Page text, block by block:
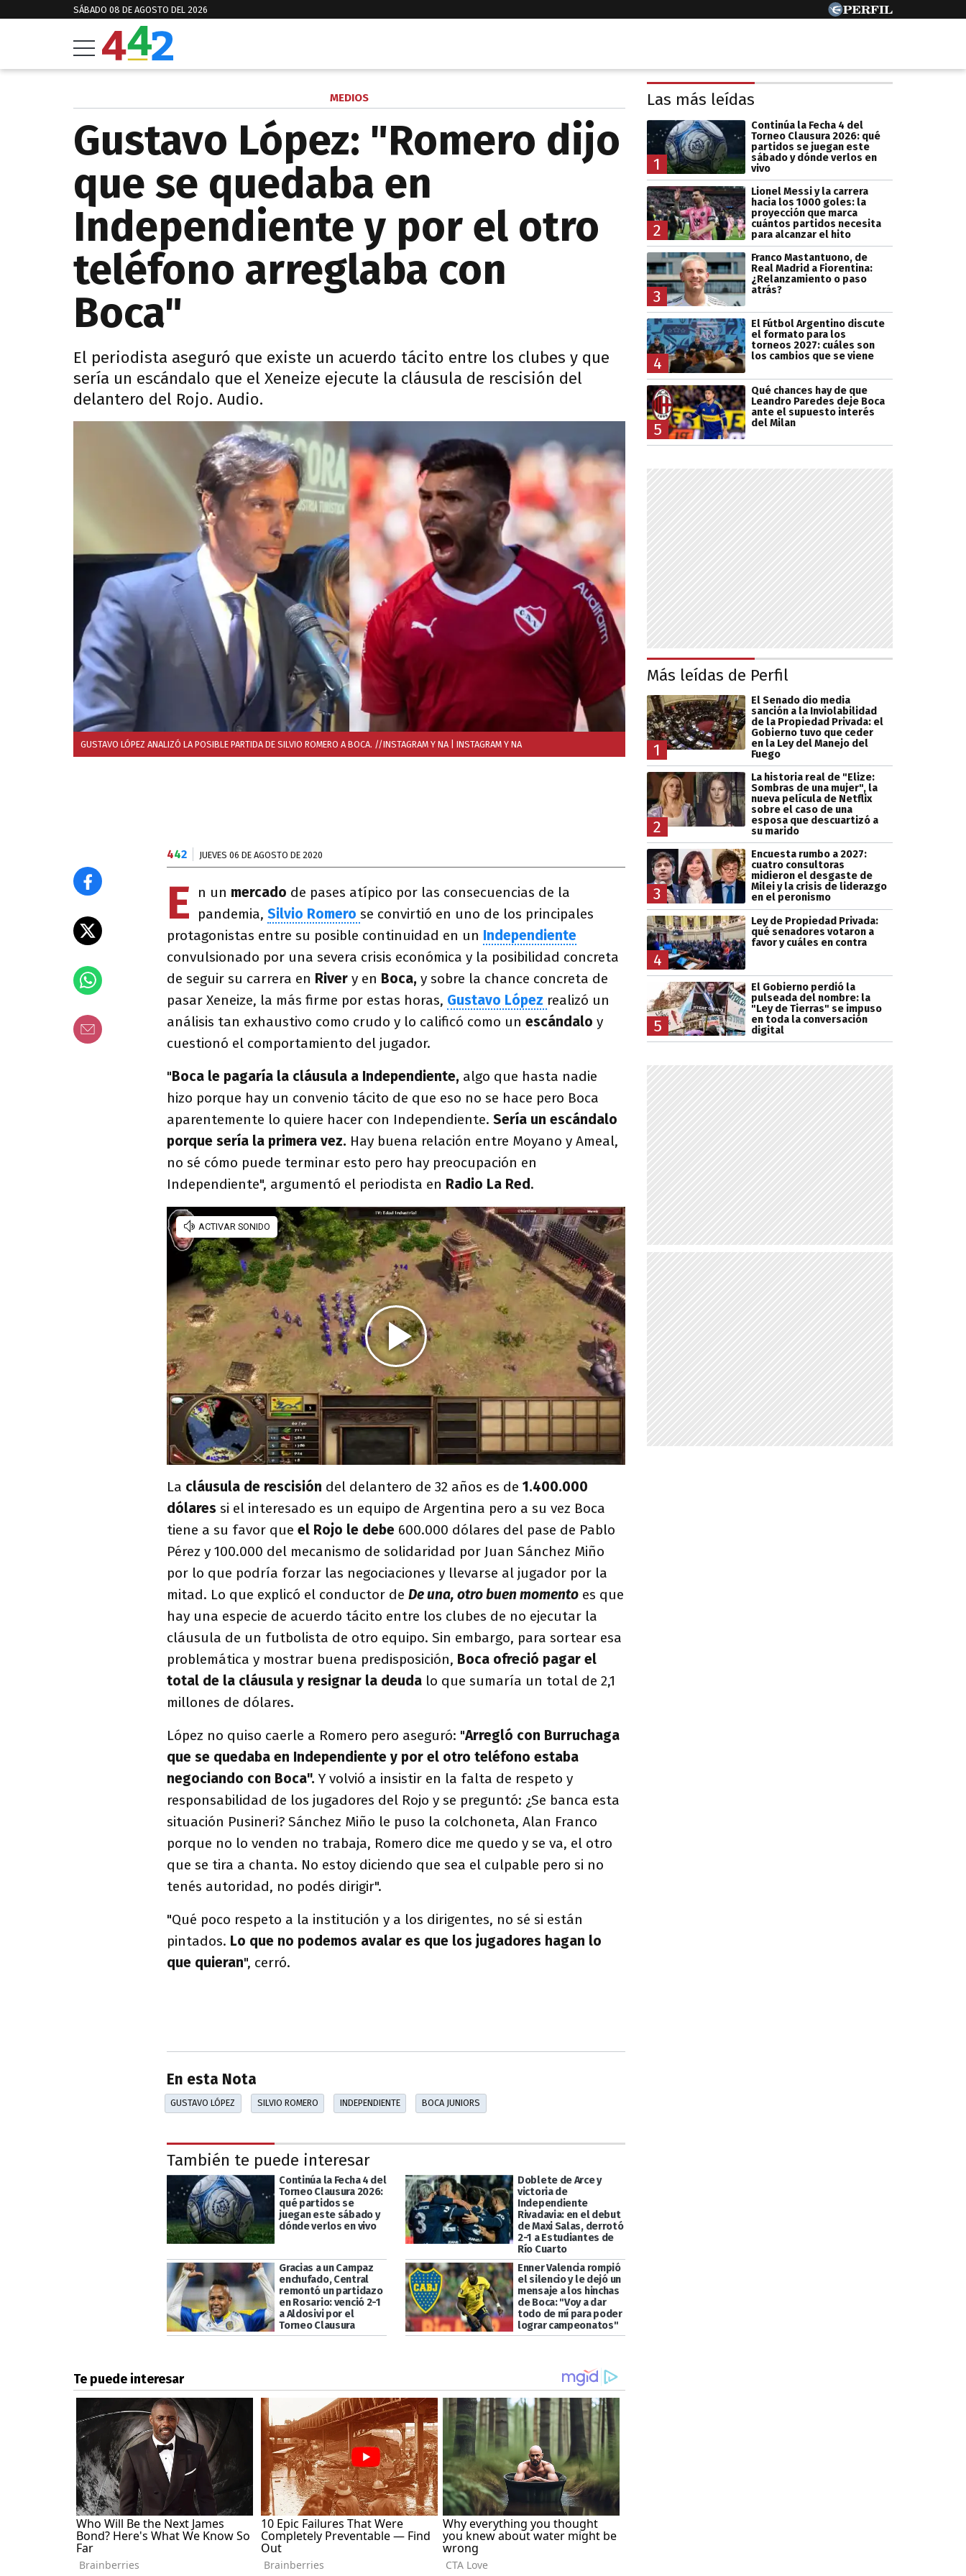
SÁBADO 08 DE AGOSTO DEL 2026
MEDIOS
Gustavo López: "Romero dijo
que se quedaba en
Independiente y por el otro
teléfono arreglaba con
Boca"
El periodista aseguró que existe un acuerdo tácito entre los clubes y que
sería un escándalo que el Xeneize ejecute la cláusula de rescisión del
delantero del Rojo. Audio.
GUSTAVO LÓPEZ ANALIZÓ LA POSIBLE PARTIDA DE SILVIO ROMERO A BOCA. //INSTAGRAM Y NA | INSTAGRAM Y NA
442 JUEVES 06 DE AGOSTO DE 2020
E n un mercado de pases atípico por las consecuencias de la
pandemia, Silvio Romero se convirtió en uno de los principales
protagonistas entre su posible continuidad en un Independiente
convulsionado por una severa crisis económica y la posibilidad concreta
de seguir su carrera en River y en Boca, y sobre la chance concreta de
pasar Xeneize, la más firme por estas horas, Gustavo López realizó un
análisis tan exhaustivo como crudo y lo calificó como un escándalo y
cuestionó el comportamiento del jugador.
"Boca le pagaría la cláusula a Independiente, algo que hasta nadie
hizo porque hay un convenio tácito de que eso no se hace pero Boca
aparentemente lo quiere hacer con Independiente. Sería un escándalo
porque sería la primera vez. Hay buena relación entre Moyano y Ameal,
no sé cómo puede terminar esto pero hay preocupación en
Independiente", argumentó el periodista en Radio La Red.
La cláusula de rescisión del delantero de 32 años es de 1.400.000
dólares si el interesado es un equipo de Argentina pero a su vez Boca
tiene a su favor que el Rojo le debe 600.000 dólares del pase de Pablo
Pérez y 100.000 del mecanismo de solidaridad por Juan Sánchez Miño
por lo que podría forzar las negociaciones y llevarse al jugador por la
mitad. Lo que explicó el conductor de De una, otro buen momento es que
hay una especie de acuerdo tácito entre los clubes de no ejecutar la
cláusula de un futbolista de otro equipo. Sin embargo, para sortear esa
problemática y mostrar buena predisposición, Boca ofreció pagar el
total de la cláusula y resignar la deuda lo que sumaría un total de 2,1
millones de dólares.
López no quiso caerle a Romero pero aseguró: "Arregló con Burruchaga
que se quedaba en Independiente y por el otro teléfono estaba
negociando con Boca". Y volvió a insistir en la falta de respeto y
responsabilidad de los jugadores del Rojo y se preguntó: ¿Se banca esta
situación Pusineri? Sánchez Miño le puso la colchoneta, Alan Franco
porque no lo venden no trabaja, Romero dice me quedo y se va, el otro
que se tira a chanta. No estoy diciendo que sea el culpable pero si no
tenés autoridad, no podés dirigir".
"Qué poco respeto a la institución y a los dirigentes, no sé si están
pintados. Lo que no podemos avalar es que los jugadores hagan lo
que quieran", cerró.
En esta Nota
GUSTAVO LÓPEZ SILVIO ROMERO INDEPENDIENTE BOCA JUNIORS
También te puede interesar
Continúa la Fecha 4 del
Torneo Clausura 2026:
qué partidos se
juegan este sábado y
dónde verlos en vivo
Doblete de Arce y
victoria de
Independiente
Rivadavia: en el debut
de Maxi Salas, derrotó
2-1 a Estudiantes de
Río Cuarto
Gracias a un Campaz
enchufado, Central
remontó un partidazo
en Rosario: venció 2-1
a Aldosivi por el
Torneo Clausura
Enner Valencia rompió
el silencio y le dejó un
mensaje a los hinchas
de Boca: "Voy a dar
todo de mí para poder
lograr campeonatos"
Las más leídas
1
Continúa la Fecha 4 del
Torneo Clausura 2026: qué
partidos se juegan este
sábado y dónde verlos en
vivo
2
Lionel Messi y la carrera
hacia los 1000 goles: la
proyección que marca
cuántos partidos necesita
para alcanzar el hito
3
Franco Mastantuono, de
Real Madrid a Fiorentina:
¿Relanzamiento o paso
atrás?
4
El Fútbol Argentino discute
el formato para los
torneos 2027: cuáles son
los cambios que se viene
5
Qué chances hay de que
Leandro Paredes deje Boca
ante el supuesto interés
del Milan
Más leídas de Perfil
1
El Senado dio media
sanción a la Inviolabilidad
de la Propiedad Privada: el
Gobierno tuvo que ceder
en la Ley del Manejo del
Fuego
2
La historia real de "Elize:
Sombras de una mujer", la
nueva película de Netflix
sobre el caso de una
esposa que descuartizó a
su marido
3
Encuesta rumbo a 2027:
cuatro consultoras
midieron el desgaste de
Milei y la crisis de liderazgo
en el peronismo
4
Ley de Propiedad Privada:
qué senadores votaron a
favor y cuáles en contra
5
El Gobierno perdió la
pulseada del nombre: la
"Ley de Tierras" se impuso
en toda la conversación
digital